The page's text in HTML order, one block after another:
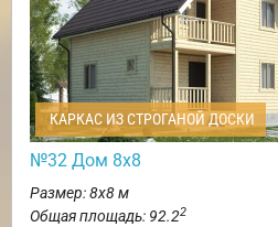
КАРКАС ИЗ СТРОГАНОЙ ДОСКИ
№32 Дом 8х8
Размер: 8х8 м
Общая площадь: 92.22